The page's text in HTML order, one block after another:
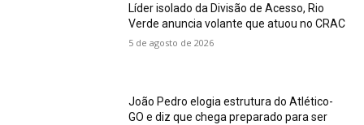
Líder isolado da Divisão de Acesso, Rio
Verde anuncia volante que atuou no CRAC
5 de agosto de 2026
João Pedro elogia estrutura do Atlético-
GO e diz que chega preparado para ser